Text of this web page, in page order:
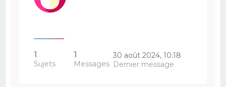
1
Sujets
1
Messages
30 août 2024, 10:18
Dernier message